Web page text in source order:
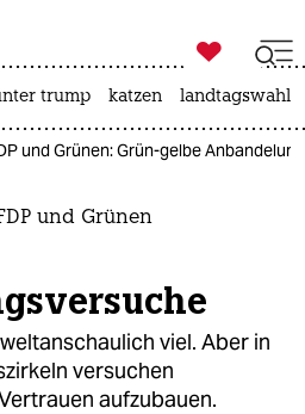
zahl ich
ich

taz zahl ich
trump katzen landtagswahl
und Grünen: Grün-gelbe
und Grünen
viel. Aber in
versuchen
aufzubauen.